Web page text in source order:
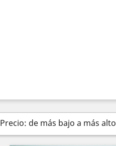
Precio: de más bajo a más alto